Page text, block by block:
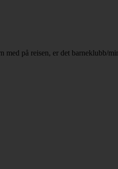
med på reisen, er det barneklubb/